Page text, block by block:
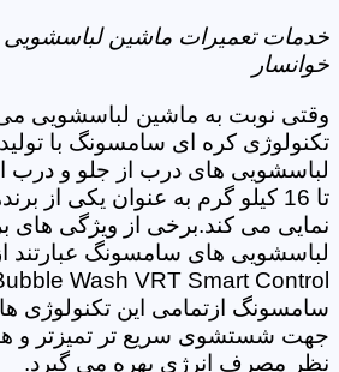
خدمات تعمیرات ماشین
خوانسار
وقتی نوبت به ماشین لباسشویی
تکنولوژی کره ای سامسونگ با
تا 16 کیلو گرم به عنوان یکی از
نمایی می کند.برخی از ویژگی های
سامسونگ ازتمامی این تکنولوژی
جهت شستشوی سریع تر تمیزتر و
نظر مصرف انرژی بهره می گیرد.